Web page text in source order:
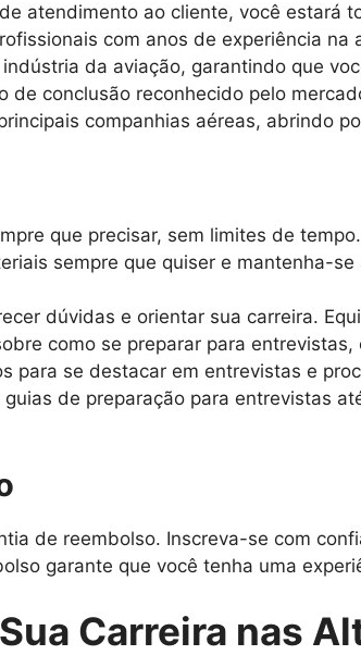
atendimento ao cliente, você estará
com anos de experiência na
da aviação, garantindo que
de conclusão reconhecido pelo
companhias aéreas, abrindo
que precisar, sem limites de
sempre que quiser e mantenha-
dúvidas e orientar sua carreira.
como se preparar para
para se destacar em entrevistas e
de preparação para entrevistas
de reembolso. Inscreva-se com
garante que você tenha uma
Carreira nas